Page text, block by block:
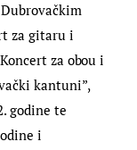
za gitaru i
za obou i
kantuni”,
godine te
i